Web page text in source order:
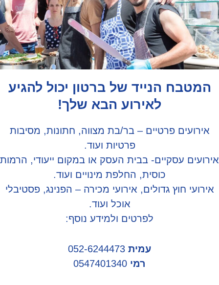
הנייד של ברטון יכול להגיע
לאירוע הבא שלך!
פרטיים – בר/בת מצווה, חתונות, מסיבות
פרטיות ועוד.
עסקיים- בבית העסק או במקום ייעודי, הרמות
כוסית, החלפת מינויים ועוד.
חוץ גדולים, אירועי מכירה – הפנינג, פסטיבלי
אוכל ועוד.
לפרטים ולמידע נוסף:
עמית052-6244473
רמי0547401340